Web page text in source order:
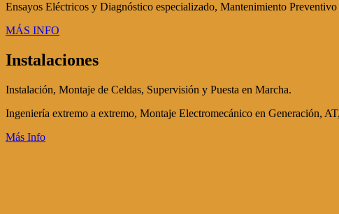
Ensayos Eléctricos y Diagnóstico especializado, Mantenimiento
MÁS INFO
Instalaciones
Instalación, Montaje de Celdas, Supervisión y Puesta en Marcha.
Ingeniería extremo a extremo, Montaje Electromecánico en Generación,
Más Info